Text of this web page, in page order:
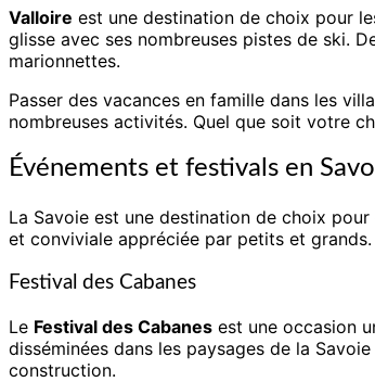
Valloire est une destination de choix pour
glisse avec ses nombreuses pistes de ski.
marionnettes.
Passer des vacances en famille dans les
nombreuses activités. Quel que soit votre
Événements et festivals en
La Savoie est une destination de choix
et conviviale appréciée par petits et
Festival des Cabanes
Le Festival des Cabanes est une occasion
disséminées dans les paysages de la
construction.